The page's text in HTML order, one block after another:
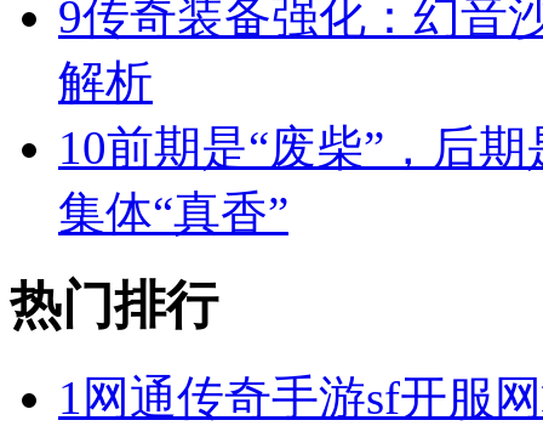
9传奇装备强化：幻音
解析
10前期是“废柴”，后
集体“真香”
热门排行
1 网通传奇手游sf开服